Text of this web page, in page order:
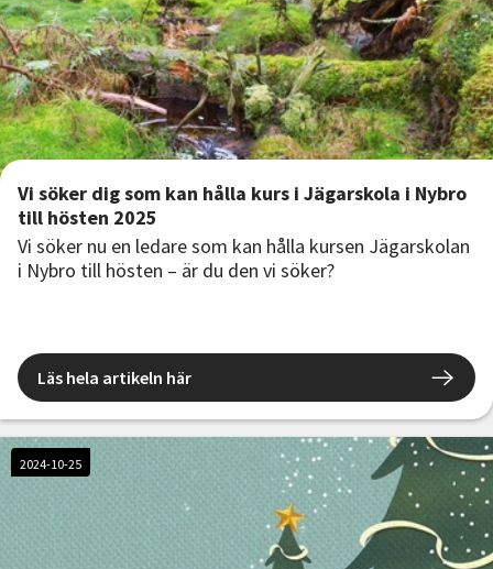
Vi söker dig som kan hålla kurs i Jägarskola i Nybro
till hösten 2025
Vi söker nu en ledare som kan hålla kursen Jägarskolan
i Nybro till hösten – är du den vi söker?
Läs hela artikeln här
2024-10-25